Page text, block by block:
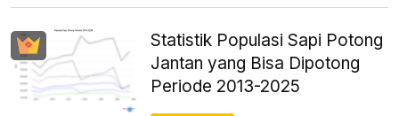
Statistik Populasi Sapi Potong
Jantan yang Bisa Dipotong
Periode 2013-2025